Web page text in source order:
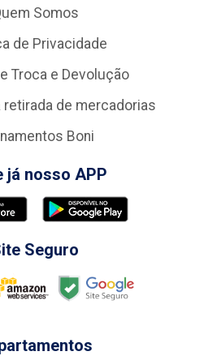
Somos
de Privacidade
Troca e Devolução
retirada de mercadorias
Boni
já nosso APP
Seguro